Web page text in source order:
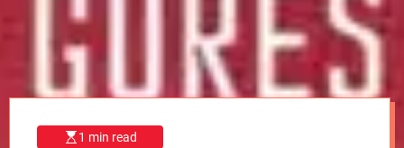
e
1 min read